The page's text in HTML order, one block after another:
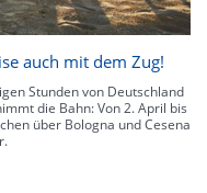
auch mit dem Zug!
Stunden von Deutschland
die Bahn: Von 2. April bis
über Bologna und Cesena